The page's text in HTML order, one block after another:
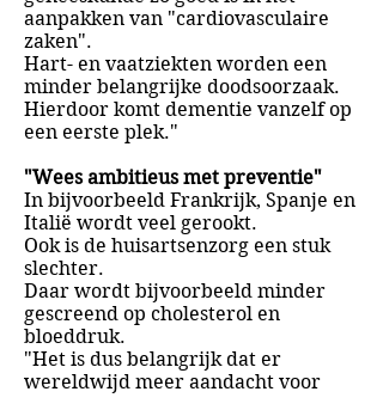
aanpakken van "cardiovasculaire
zaken".
Hart- en vaatziekten worden een
minder belangrijke doodsoorzaak.
Hierdoor komt dementie vanzelf op
een eerste plek."
"Wees ambitieus met preventie"
In bijvoorbeeld Frankrijk, Spanje en
Italië wordt veel gerookt.
Ook is de huisartsenzorg een stuk
slechter.
Daar wordt bijvoorbeeld minder
gescreend op cholesterol en
bloeddruk.
"Het is dus belangrijk dat er
wereldwijd meer aandacht voor